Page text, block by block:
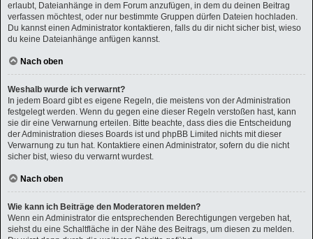
erlaubt, Dateianhänge in dem Forum anzufügen, in dem du deinen Beitrag
verfassen möchtest, oder nur bestimmte Gruppen dürfen Dateien hochladen.
Du kannst einen Administrator kontaktieren, falls du dir nicht sicher bist, wieso
du keine Dateianhänge anfügen kannst.
Nach oben
Weshalb wurde ich verwarnt?
In jedem Board gibt es eigene Regeln, die meistens von der Administration
festgelegt werden. Wenn du gegen eine dieser Regeln verstoßen hast, kann
sie dir eine Verwarnung erteilen. Bitte beachte, dass dies die Entscheidung
der Administration dieses Boards ist und phpBB Limited nichts mit dieser
Verwarnung zu tun hat. Kontaktiere einen Administrator, sofern du die nicht
sicher bist, wieso du verwarnt wurdest.
Nach oben
Wie kann ich Beiträge den Moderatoren melden?
Wenn ein Administrator die entsprechenden Berechtigungen vergeben hat,
siehst du eine Schaltfläche in der Nähe des Beitrags, um diesen zu melden.